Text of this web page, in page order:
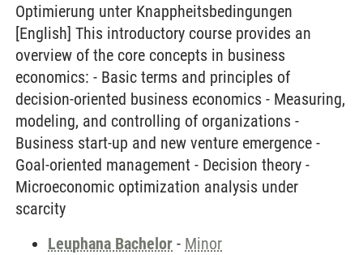
Optimierung unter Knappheitsbedingungen
[English] This introductory course provides an
overview of the core concepts in business
economics: - Basic terms and principles of
decision-oriented business economics - Measuring,
modeling, and controlling of organizations -
Business start-up and new venture emergence -
Goal-oriented management - Decision theory -
Microeconomic optimization analysis under
scarcity
Leuphana Bachelor - Minor